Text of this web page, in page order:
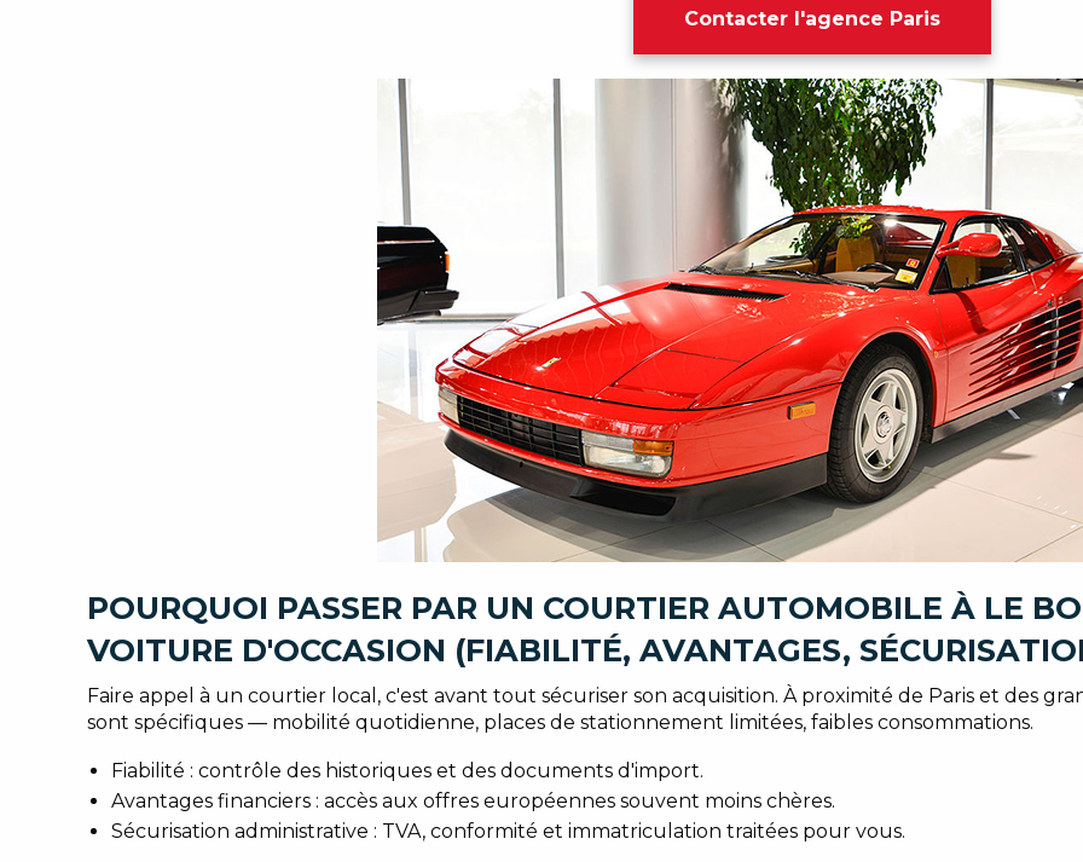
Contacter l'agence Paris
POURQUOI PASSER PAR UN COURTIER AUTOMOBILE À LE
VOITURE D'OCCASION (FIABILITÉ, AVANTAGES,
Faire appel à un courtier local, c'est avant tout sécuriser son acquisition. À proximité de Paris et des
sont spécifiques — mobilité quotidienne, places de stationnement limitées, faibles consommations.
Fiabilité : contrôle des historiques et des documents d'import.
Avantages financiers : accès aux offres européennes souvent moins chères.
Sécurisation administrative : TVA, conformité et immatriculation traitées pour vous.